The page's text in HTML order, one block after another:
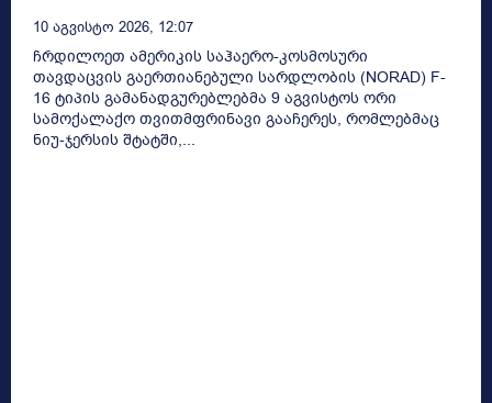
10 Აგვისტო 2026, 12:07
ჩრდილოეთ ამერიკის საჰაერო-კოსმოსური
თავდაცვის გაერთიანებული სარდლობის (NORAD) F-
16 ტიპის გამანადგურებლებმა 9 აგვისტოს ორი
სამოქალაქო თვითმფრინავი გააჩერეს, რომლებმაც
ნიუ-ჯერსის შტატში,...